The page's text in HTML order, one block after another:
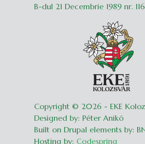
B-dul 21 Decembrie 1989 nr. 116
Copyright © 2026 - EKE
Designed by: Péter Anikó
Built on Drupal elements by:
Hosting by: Codespring